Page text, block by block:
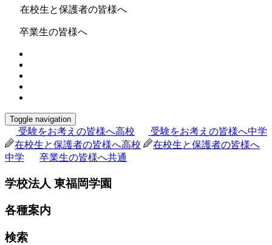
在校生と保護者の皆様へ
卒業生の皆様へ
Toggle navigation
受験をお考えの皆様へ高校 受験をお考えの皆様へ中学
在校生と保護者の皆様へ高校
在校生と保護者の皆様へ
中学
卒業生の皆様へ共通
学校法人 東福岡学園
各種案内
検索